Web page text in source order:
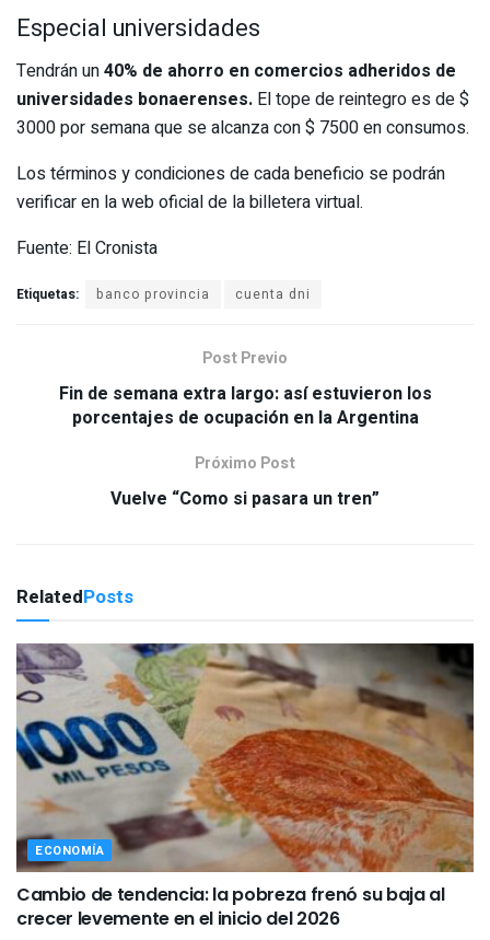
Especial universidades
Tendrán un40% de ahorro en comercios adheridos de
universidades bonaerenses. El tope de reintegro es de $
3000 por semana que se alcanza con $ 7500 en consumos.
Los términos y condiciones de cada beneficio se podrán
verificar en la web oficial de la billetera virtual.
Fuente: El Cronista
Etiquetas: banco provincia cuenta dni
Post Previo
Fin de semana extra largo: así estuvieron los
porcentajes de ocupación en la Argentina
Próximo Post
Vuelve “Como si pasara un tren”
RelatedPosts
ECONOMÍA
Cambio de tendencia: la pobreza frenó su baja al
crecer levemente en el inicio del 2026